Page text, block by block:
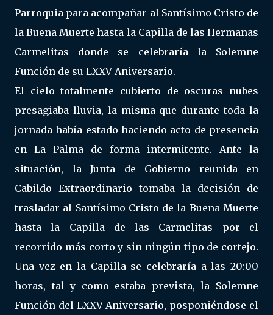
Parroquia para acompañar al Santísimo Cristo de
la Buena Muerte hasta la Capilla de las Hermanas
Carmelitas donde se celebraría la Solemne
Función de su LXXV Aniversario.
El cielo totalmente cubierto de oscuras nubes
presagiaba lluvia, la misma que durante toda la
jornada había estado haciendo acto de presencia
en La Palma de forma intermitente. Ante la
situación, la Junta de Gobierno reunida en
Cabildo Extraordinario tomaba la decisión de
trasladar al Santísimo Cristo de la Buena Muerte
hasta la Capilla de las Carmelitas por el
recorrido más corto y sin ningún tipo de cortejo.
Una vez en la Capilla se celebraría a las 20:00
horas, tal y como estaba prevista, la Solemne
Función del LXXV Aniversario, posponiéndose el